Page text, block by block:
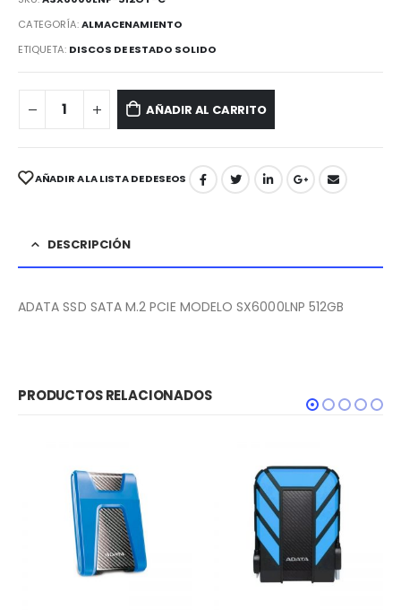
CATEGORÍA:ALMACENAMIENTO
ETIQUETA: DISCOS DE ESTADO SOLIDO
AÑADIR AL CARRITO
AÑADIR A LA LISTA DE DESEOS
DESCRIPCIÓN
ADATA SSD SATA M.2 PCIE MODELO SX6000LNP 512GB
PRODUCTOS RELACIONADOS